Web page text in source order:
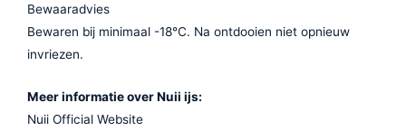
Bewaaradvies
Bewaren bij minimaal -18°C. Na ontdooien niet opnieuw
invriezen.
Meer informatie over Nuii ijs:
Nuii Official Website